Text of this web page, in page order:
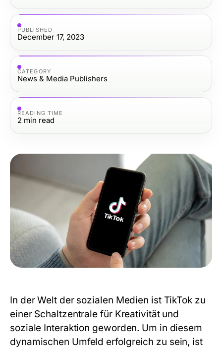
PUBLISHED
December 17, 2023
CATEGORY
News & Media Publishers
READING TIME
2 min read
In der Welt der sozialen Medien ist TikTok zu
einer Schaltzentrale für Kreativität und
soziale Interaktion geworden. Um in diesem
dynamischen Umfeld erfolgreich zu sein, ist